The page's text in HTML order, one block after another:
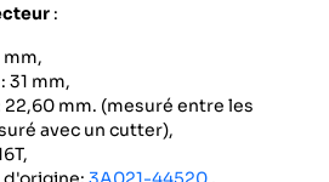
:
31 mm,
mm. (mesuré entre les
avec un cutter),